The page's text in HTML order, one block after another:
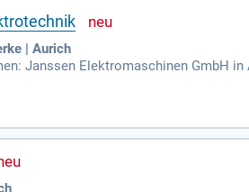
| Aurich
Janssen Elektromaschinen GmbH